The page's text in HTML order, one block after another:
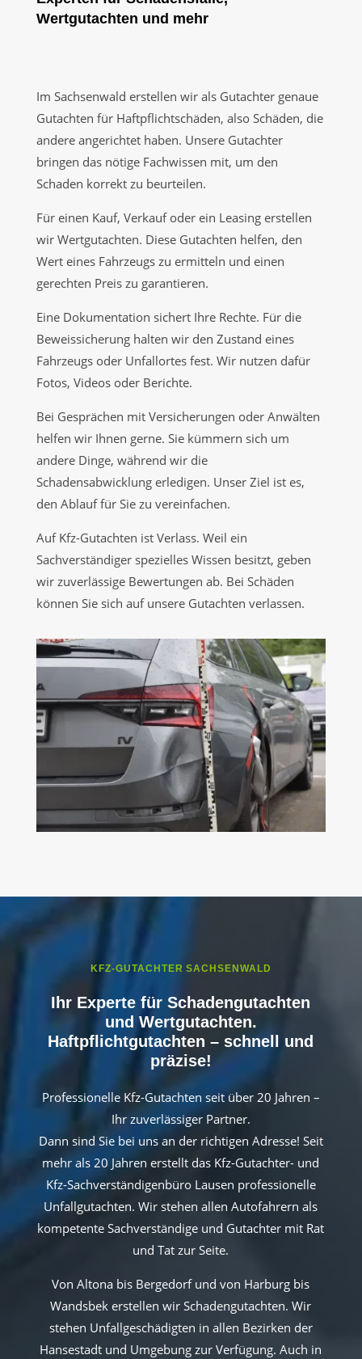
Wertgutachten und mehr
Im Sachsenwald erstellen wir als Gutachter genaue
Gutachten für Haftpflichtschäden, also Schäden, die
andere angerichtet haben. Unsere Gutachter
bringen das nötige Fachwissen mit, um den
Schaden korrekt zu beurteilen.
Für einen Kauf, Verkauf oder ein Leasing erstellen
wir Wertgutachten. Diese Gutachten helfen, den
Wert eines Fahrzeugs zu ermitteln und einen
gerechten Preis zu garantieren.
Eine Dokumentation sichert Ihre Rechte. Für die
Beweissicherung halten wir den Zustand eines
Fahrzeugs oder Unfallortes fest. Wir nutzen dafür
Fotos, Videos oder Berichte.
Bei Gesprächen mit Versicherungen oder Anwälten
helfen wir Ihnen gerne. Sie kümmern sich um
andere Dinge, während wir die
Schadensabwicklung erledigen. Unser Ziel ist es,
den Ablauf für Sie zu vereinfachen.
Auf Kfz-Gutachten ist Verlass. Weil ein
Sachverständiger spezielles Wissen besitzt, geben
wir zuverlässige Bewertungen ab. Bei Schäden
können Sie sich auf unsere Gutachten verlassen.
KFZ-GUTACHTER SACHSENWALD
Ihr Experte für Schadengutachten
und Wertgutachten.
Haftpflichtgutachten – schnell und
präzise!
Professionelle Kfz-Gutachten seit über 20 Jahren –
Ihr zuverlässiger Partner.
Dann sind Sie bei uns an der richtigen Adresse! Seit
mehr als 20 Jahren erstellt das Kfz-Gutachter- und
Kfz-Sachverständigenbüro Lausen professionelle
Unfallgutachten. Wir stehen allen Autofahrern als
kompetente Sachverständige und Gutachter mit Rat
und Tat zur Seite.
Von Altona bis Bergedorf und von Harburg bis
Wandsbek erstellen wir Schadengutachten. Wir
stehen Unfallgeschädigten in allen Bezirken der
Hansestadt und Umgebung zur Verfügung. Auch in